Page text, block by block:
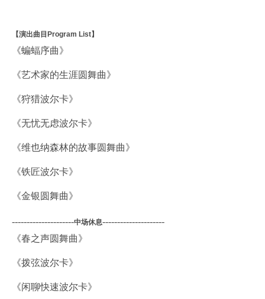
【演出曲目Program List】
《蝙蝠序曲》
《艺术家的生涯圆舞曲》
《狩猎波尔卡》
《无忧无虑波尔卡》
《维也纳森林的故事圆舞曲》
《铁匠波尔卡》
《金银圆舞曲》
---------------------中场休息---------------------
《春之声圆舞曲》
《拨弦波尔卡》
《闲聊快速波尔卡》